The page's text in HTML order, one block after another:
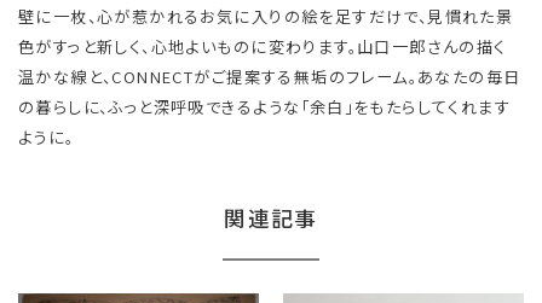
壁に一枚、心が惹かれるお気に入りの絵を足すだけで、見慣れた景
色がすっと新しく、心地よいものに変わります。山口一郎さんの描く
温かな線と、CONNECTがご提案する無垢のフレーム。あなたの毎日
の暮らしに、ふっと深呼吸できるような「余白」をもたらしてくれます
ように。
関連記事